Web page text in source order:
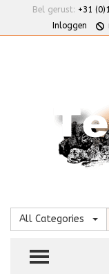
Bel gerust: +31
Inloggen
All Categories